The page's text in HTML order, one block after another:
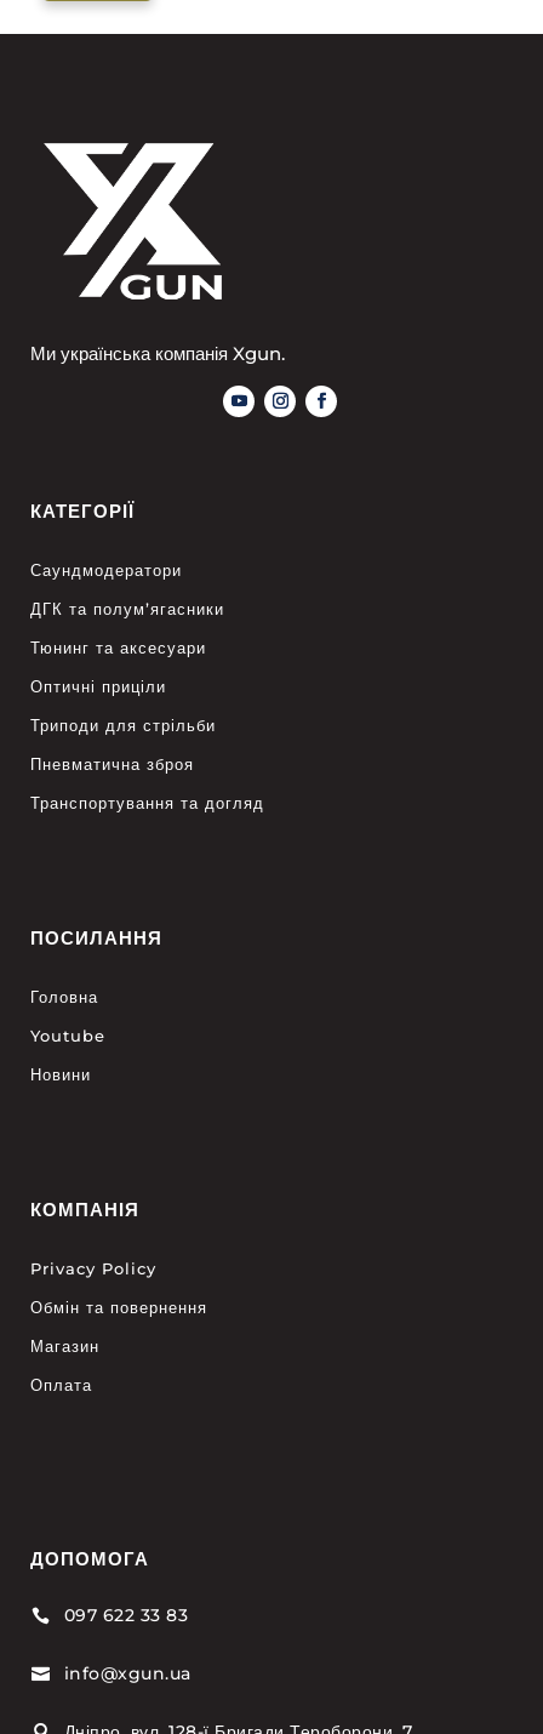
Ми українська компанія Xgun.
КАТЕГОРІЇ
Саундмодератори
ДГК та полум’ягасники
Тюнинг та аксесуари
Оптичні приціли
Триподи для стрільби
Пневматична зброя
Транспортування та догляд
ПОСИЛАННЯ
Головна
Youtube
Новини
КОМПАНІЯ
Privacy Policy
Обмін та повернення
Магазин
Оплата
ДОПОМОГА
 097 622 33 83
 info@xgun.ua